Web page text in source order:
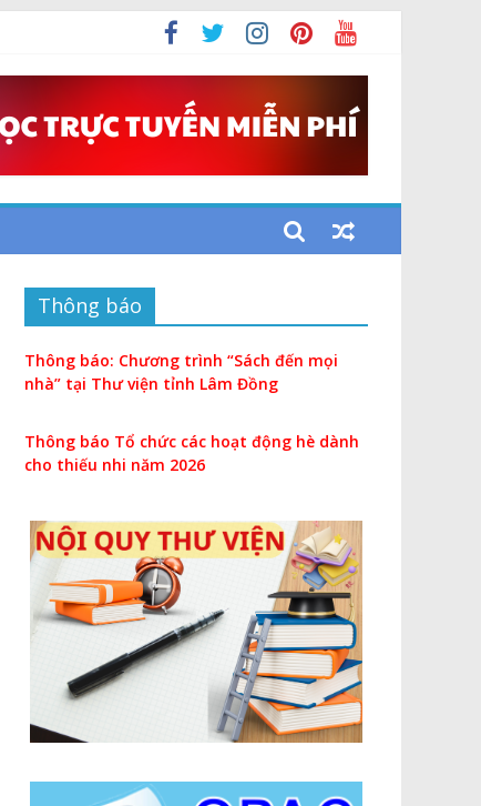
Thông báo
Thông báo: Chương trình “Sách đến mọi
nhà” tại Thư viện tỉnh Lâm Đồng
Thông báo Tổ chức các hoạt động hè dành
cho thiếu nhi năm 2026